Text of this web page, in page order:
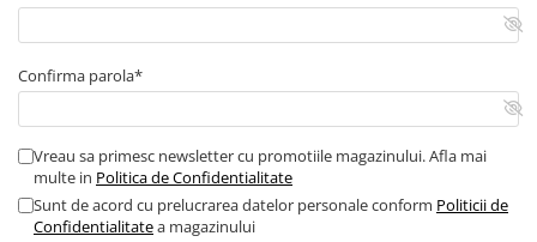
Butoane
Buton ciuperca
Contactoare
Contactor industrial
Contactor modular
Confirma parola*
Vreau sa primesc newsletter cu promotiile magazinului. Afla mai
multe in Politica de Confidentialitate
Sunt de acord cu prelucrarea datelor personale conform Politicii de
Confidentialitatea magazinului